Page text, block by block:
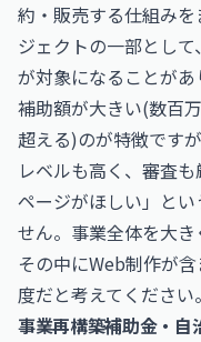
約・販売する仕組み
ジェクトの一部とし
が対象になることがあ
補助額が大きい(数百
超える)のが特徴です
レベルも高く、審査
ページがほしい」と
せん。事業全体を大き
その中にWeb制作が
度だと考えてください。
事業再構築補助金・自